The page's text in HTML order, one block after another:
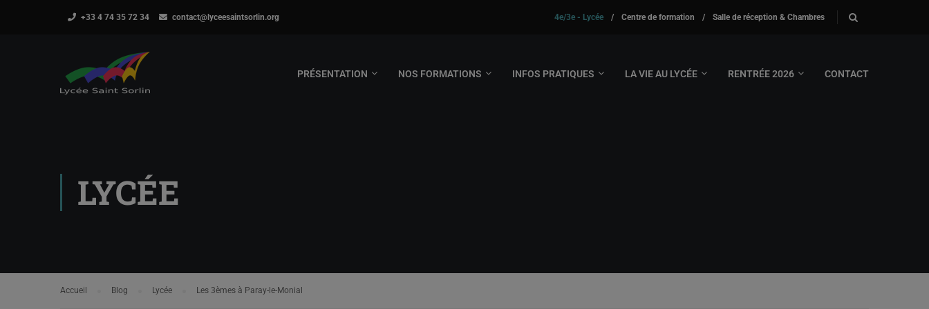
+33 4 74 35 72 34 contact@lyceesaintsorlin.org 4e/3e - Lycée / Centre de formation / Salle de réception & Chambres
PRÉSENTATION NOS FORMATIONS INFOS PRATIQUES LA VIE AU LYCÉE RENTRÉE 2026 CONTACT
LYCÉE
Accueil Blog Lycée Les 3èmes à Paray-le-Monial